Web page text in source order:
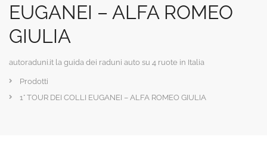
EUGANEI – ALFA ROMEO
GIULIA
autoraduni.it la guida dei raduni auto su 4 ruote in Italia
Prodotti
1° TOUR DEI COLLI EUGANEI – ALFA ROMEO GIULIA